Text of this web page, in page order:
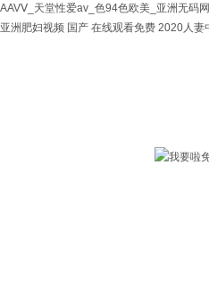
AAVⅤ_天堂性爱av_色94色欧美_亚洲无码
亚洲肥妇视频 国产 在线观看免费 2020人妻